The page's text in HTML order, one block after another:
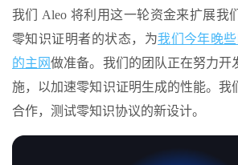
我们 Aleo 将利用这一轮资金来扩展我
零知识证明者的状态，为我们今年晚
的主网做准备。我们的团队正在努力开
施，以加速零知识证明生成的性能。我
合作，测试零知识协议的新设计。